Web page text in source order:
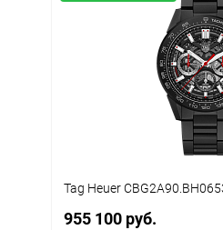
Tag Heuer
955 100 руб.